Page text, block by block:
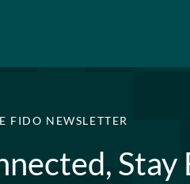
FIDO NEWSLETTER
Stay